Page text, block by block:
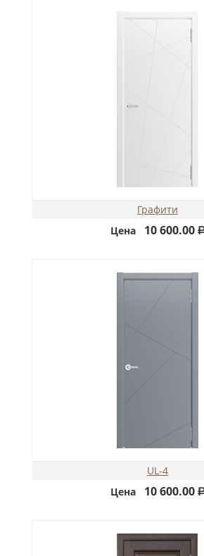
Графити
Цена
10 600.00
UL-4
Цена
10 600.00